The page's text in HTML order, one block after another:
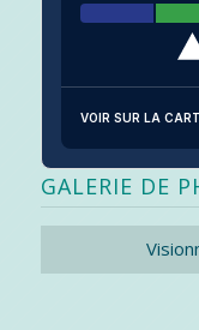
VOIR SUR LA
GALERIE DE